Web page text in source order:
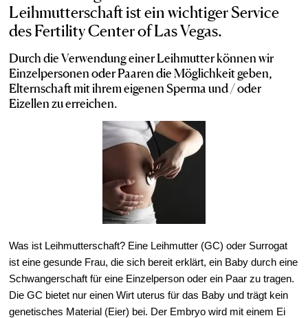
IVF-Kosten
Patient Portal
Events & Webinars
Out of Town Patients
Leihmutterschaft in Las Vegas
Leihmutterschaft ist ein wichtiger Service
des Fertility Center of Las Vegas.
Durch die Verwendung einer Leihmutter können wir
Einzelpersonen oder Paaren die Möglichkeit geben,
Elternschaft mit ihrem eigenen Sperma und / oder
Eizellen zu erreichen.
Was ist Leihmutterschaft? Eine Leihmutter (GC) oder Surrogat
ist eine gesunde Frau, die sich bereit erklärt, ein Baby durch eine
Schwangerschaft für eine Einzelperson oder ein Paar zu tragen.
Die GC bietet nur einen Wirt uterus für das Baby und trägt kein
genetisches Material (Eier) bei. Der Embryo wird mit einem Ei